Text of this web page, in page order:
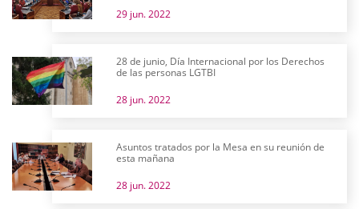
29 jun. 2022
28 de junio, Día Internacional por los Derechos
de las personas LGTBI
28 jun. 2022
Asuntos tratados por la Mesa en su reunión de
esta mañana
28 jun. 2022